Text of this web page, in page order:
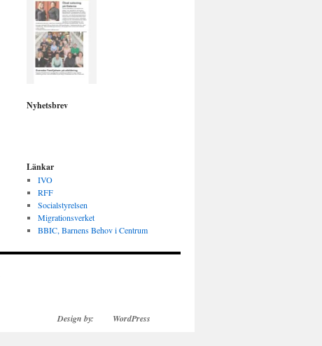
Nyhetsbrev
Länkar
IVO
RFF
Socialstyrelsen
Migrationsverket
BBIC, Barnens Behov i Centrum
Design by: WordPress